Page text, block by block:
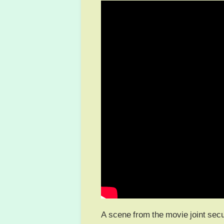
A scene from the movie joint